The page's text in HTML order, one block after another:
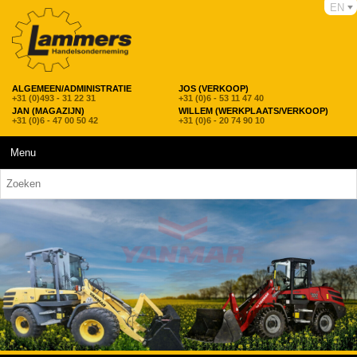
ALGEMEEN/ADMINISTRATIE
+31 (0)493 - 31 22 31
JOS (VERKOOP)
+31 (0)6 - 53 11 47 40
JAN (MAGAZIJN)
+31 (0)6 - 47 00 50 42
WILLEM (WERKPLAATS/VERKOOP)
+31 (0)6 - 20 74 90 10
EN
Menu